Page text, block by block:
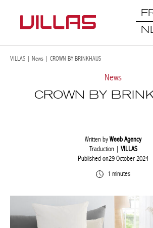
VILLAS | News | CROWN BY BRINKHAUS
News
CROWN BY
Written byWeeb Agency
Traduction | VILLAS
Published on29 October 2024
1 minutes